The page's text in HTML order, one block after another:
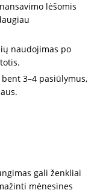
lėšomis
naudojimas po
3–4 pasiūlymus,
gali ženkliai
mėnesines